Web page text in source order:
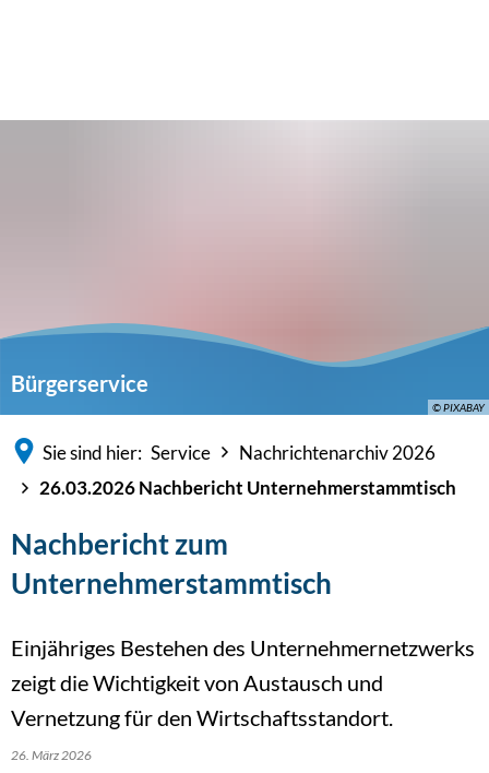
© PIXABAY
Bürgerservice
Sie sind hier: Service
Nachrichtenarchiv 2026
26.03.2026 Nachbericht Unternehmerstammtisch
Nachbericht zum
Unternehmerstammtisch
Einjähriges Bestehen des Unternehmernetzwerks
zeigt die Wichtigkeit von Austausch und
Vernetzung für den Wirtschaftsstandort.
26. März 2026